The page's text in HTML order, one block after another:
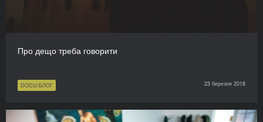
Про дещо треба говорити
DOCU/БЛОГ 23 березня 2018